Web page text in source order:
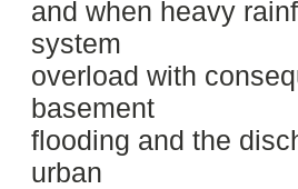
and when heavy
system
overload with
basement
flooding and the
urban